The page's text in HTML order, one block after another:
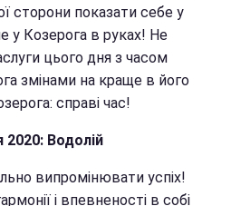
сторони показати себе у
у Козерога в руках! Не
цього дня з часом
змінами на краще в його
справі час!
2020: Водолій
випромінювати успіх!
і впевненості в собі